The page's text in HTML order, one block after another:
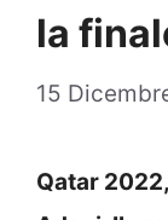
la
15
Qatar